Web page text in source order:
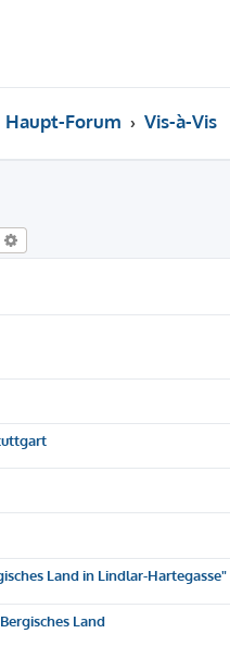
Haupt-Forum Vis-à-Vis
Land in Lindlar-Hartegasse"
Land